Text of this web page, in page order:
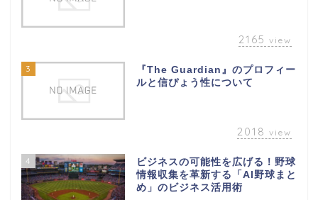
2165 view
3
『The Guardian』のプロフィー
ルと信ぴょう性について
2018 view
4
ビジネスの可能性を広げる！野球
情報収集を革新する「AI野球まと
め」のビジネス活用術